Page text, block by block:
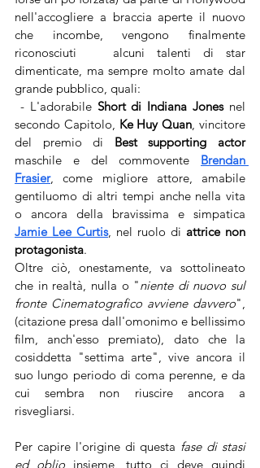
nell'accogliere a braccia aperte il nuovo
che incombe, vengono finalmente
riconosciuti   alcuni talenti di star
dimenticate, ma sempre molto amate dal
grande pubblico, quali:
- L'adorabile Short di Indiana Jones nel
secondo Capitolo, Ke Huy Quan , vincitore
del premio di Best supporting actor
maschile e del commovente Brendan
Frasier, come migliore attore, amabile
gentiluomo di altri tempi anche nella vita
Jamie Lee Curtis, nel ruolo di attrice non
protagonista.
Oltre ciò, onestamente, va sottolineato
che in realtà, nulla o "niente di nuovo sul
fronte Cinematografico avviene davvero",
(citazione presa dall'omonimo e bellissimo
film, anch'esso premiato), dato che la
cosiddetta "settima arte", vive ancora il
suo lungo periodo di coma perenne, e da
cui sembra non riuscire ancora a
risvegliarsi.
Per capire l'origine di questa fase di stasi
ed oblio insieme, tutto ci deve quindi